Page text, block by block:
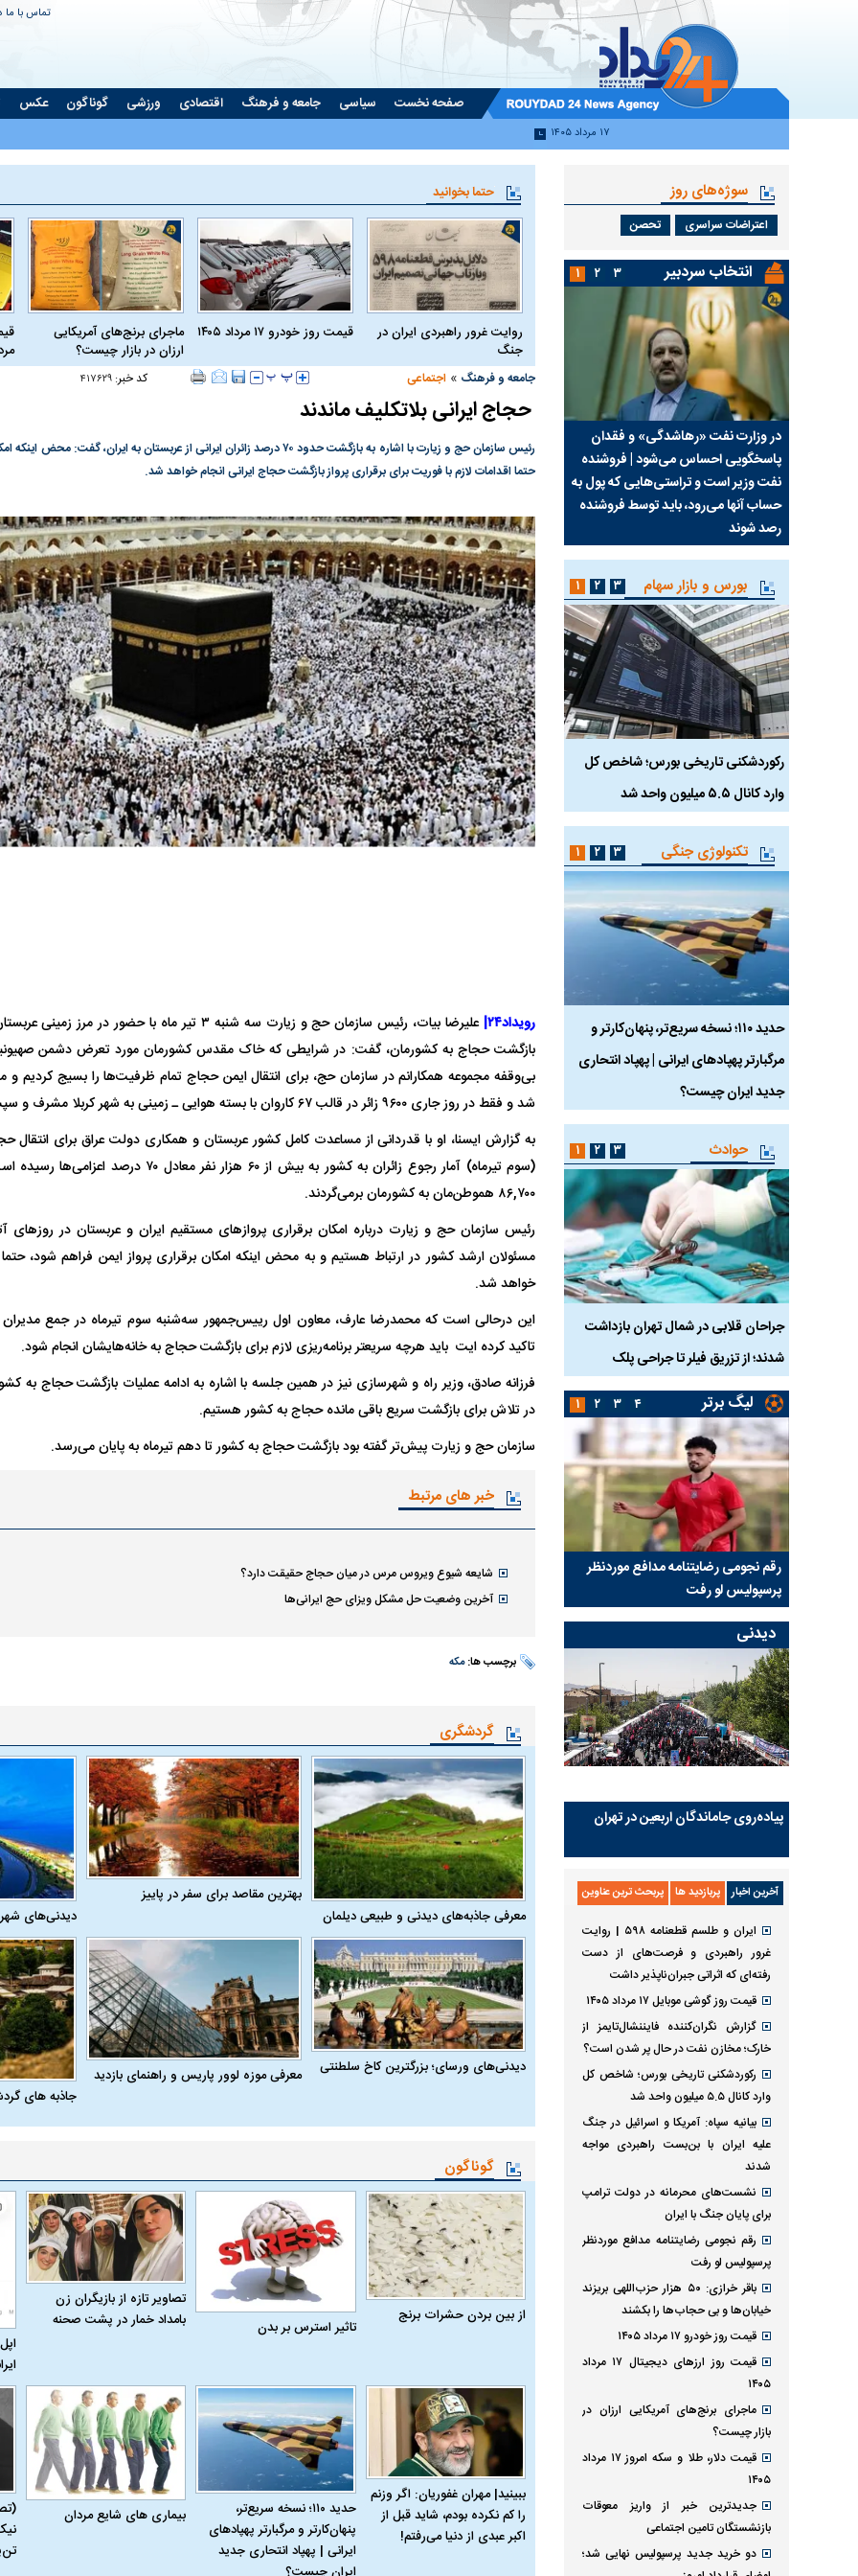
تماس با ما
صفحه نخست سیاسی جامعه و فرهنگ اقتصادی ورزشی گوناگون عکس
۱۷ مرداد ۱۴۰۵
حتما بخوانید
روایت غرور راهبردی ایران در
جنگ
قیمت روز خودرو ۱۷ مرداد ۱۴۰۵
ماجرای برنج‌های آمریکایی
ارزان در بازار چیست؟
جامعه و فرهنگ » اجتماعی کد خبر: ۴۱۷۶۲۹
حجاج ایرانی بلاتکلیف ماندند
رئیس سازمان حج و زیارت با اشاره به بازگشت حدود ۷۰ درصد زائران ایرانی از عربستان به
حتما اقدامات لازم با فوریت برای برقراری پرواز بازگشت حجاج ایرانی انجام خواهد شد.
رویداد۲۴|
علیرضا بیات، رئیس سازمان حج و زیارت سه شنبه ۳ تیر ماه با
بازگشت حجاج به کشورمان، گفت: در شرایطی که خاک مقدس کشورمان مورد تعرض دشمن
بی‌وقفه مجموعه همکارانم در سازمان حج، برای انتقال ایمن حجاج تمام ظرفیت‌ها را بسیج کردیم
شد و فقط در روز جاری ۹۶۰۰ زائر در قالب ۶۷ کاروان با بسته هوایی ـ زمینی به شهر کربلا مشرف و سپس به ایران باز می‌گردند.
به گزارش ایسنا، او با قدردانی از مساعدت کامل کشور عربستان و همکاری دولت عراق برای انتقال
(سوم تیرماه) آمار رجوع زائران به کشور به بیش از ۶۰
۸۶,۷۰۰ هموطن‌مان به کشورمان برمی‌گردند.
رئیس سازمان حج و زیارت درباره امکان برقراری پروازهای مستقیم ایران و عربستان در
مسئولان ارشد کشور در ارتباط هستیم و به محض اینکه امکان برقراری پرواز ایمن فراهم شود، حتما
خواهد شد.
این درحالی است که محمدرضا عارف، معاون اول رییس‌جمهور سه‌شنبه سوم تیرماه در جمع
تاکید کرده ایت باید هرچه سریعتر برنامه‌ریزی لازم برای بازگشت حجاج به خانه‌هایشان انجام شود.
فرزانه صادق، وزیر راه و شهرسازی نیز در همین جلسه با اشاره به ادامه عملیات بازگشت حجاج به
در تلاش برای بازگشت سریع باقی مانده حجاج به کشور هستیم.
سازمان حج و زیارت پیش‌تر گفته بود بازگشت حجاج به کشور تا دهم تیرماه به پایان می‌رسد.
خبر های مرتبط
شایعه شیوع ویروس مرس در میان حجاج حقیقت دارد؟
آخرین وضعیت حل مشکل ویزای حج ایرانی‌ها
برچسب ها:مکه
گردشگری
معرفی جاذبه‌های دیدنی و طبیعی دیلمان
بهترین مقاصد برای سفر در پاییز
دیدنی‌های
دیدنی‌های ورسای؛ بزرگترین کاخ سلطنتی
معرفی موزه لوور پاریس و راهنمای بازدید
جاذبه های
گوناگون
از بین بردن حشرات برنج
تاثیر استرس بر بدن
تصاویر تازه از بازیگران زن
بامداد خمار در پشت صحنه
ببینید| مهران غفوریان: اگر وزنم
را کم نکرده بودم، شاید قبل از
اکبر عبدی از دنیا می‌رفتم!
حدید ۱۱۰؛ نسخه سریع‌تر،
پنهان‌کارتر و مرگبارتر پهپادهای
ایرانی | پهپاد انتحاری جدید
بیماری‌ های شایع مردان
سوژه‌های روز
اعتراضات سراسری تحصن
انتخاب سردبیر
در وزارت نفت «رهاشدگی» و فقدان
پاسخگویی احساس می‌شود | فروشنده
نفت وزیر است و تراستی‌هایی که پول به
حساب آنها می‌رود، باید توسط فروشنده
رصد شوند
چرا رویای آمریکایی سرنگونی رژیم و
نابودی محور مقاومت تعبیر نشد؟ | پشت
پرده تجارت پهپاد‌ ۱۵۰۰ دلاری که
مطالعه رفتار هیستریک صدا و سیما علیه
کمپین نه به اعدام
در وزارت نفت
پاسخگویی
رصد شوند
۱ ۲ ۳
بورس و بازار سهام
رکوردشکنی تاریخی بورس؛ شاخص کل
وارد کانال ۵.۵ میلیون واحد شد
هجوم نقدینگی به بورس؛ شاخص کل و
هم‌وزن در قله تاریخی
بورس تهران رکورد شکست
رکوردشکنی
وارد کانال ۵.۵ میلیون واحد شد
۱ ۲ ۳
تکنولوژی جنگی
حدید ۱۱۰؛ نسخه سریع‌تر، پنهان‌کارتر و
مرگبارتر پهپادهای ایرانی | پهپاد انتحاری
جدید ایران چیست؟
هواپیمای مرموز E-11A BACN چیست؟
فضاپیمای «استارشیپ» ایلان ماسک
چیست؟
حدید ۱۱۰؛
مرگبارتر
جدید ایران چیست؟
۱ ۲ ۳
حوادث
جراحان قلابی در شمال تهران بازداشت
شدند؛ از تزریق فیلر تا جراحی پلک
حمله ۶ سگ به کودک ۹ ساله در سنندج؛
زنگ خطر دوباره به صدا درآمد
واژگونی مرگبار سمند در اصفهان | ۴ نفر
کشته شدند
جراحان قلابی در
شدند؛ از تزریق
۱ ۲ ۳
لیگ برتر
رقم نجومی رضایتنامه مدافع موردنظر
پرسپولیس لو رفت
دو خرید جدید پرسپولیس نهایی شد؛
امضای قرارداد امروز
معضل بزرگ پرسپولیس؛ دنیل گرا حاضر
به فسخ قرارداد نیست
۱ ۲ ۳ ۴
دیدنی
پیاده‌روی جاماندگان اربعین در تهران
آخرین اخبار پربازدید ها پربحث ترین عناوین
ایران و طلسم قطعنامه ۵۹۸ | روایت
غرور راهبردی و فرصت‌های از دست
رفته‌ای که اثراتی جبران‌ناپذیر داشت
قیمت روز گوشی موبایل ۱۷ مرداد ۱۴۰۵
گزارش نگران‌کننده فایننشال‌تایمز از
خارک؛ مخازن نفت در حال پر شدن است؟
رکوردشکنی تاریخی بورس؛ شاخص کل
وارد کانال ۵.۵ میلیون واحد شد
بیانیه سپاه: آمریکا و اسرائیل در جنگ
علیه ایران با بن‌بست راهبردی مواجه
شدند
نشست‌های محرمانه در دولت ترامپ
برای پایان جنگ با ایران
رقم نجومی رضایتنامه مدافع موردنظر
پرسپولیس لو رفت
باقر خرازی: ۵۰ هزار حزب‌اللهی بریزند
خیابان‌ها و بی حجاب‌ها را بکشند
قیمت روز خودرو ۱۷ مرداد ۱۴۰۵
قیمت روز ارز‌های دیجیتال ۱۷ مرداد
۱۴۰۵
ماجرای برنج‌های آمریکایی ارزان در
بازار چیست؟
قیمت دلار، طلا و سکه امروز ۱۷ مرداد
۱۴۰۵
جدیدترین خبر از واریز معوقات
بازنشستگان تامین اجتماعی
دو خرید جدید پرسپولیس نهایی شد؛